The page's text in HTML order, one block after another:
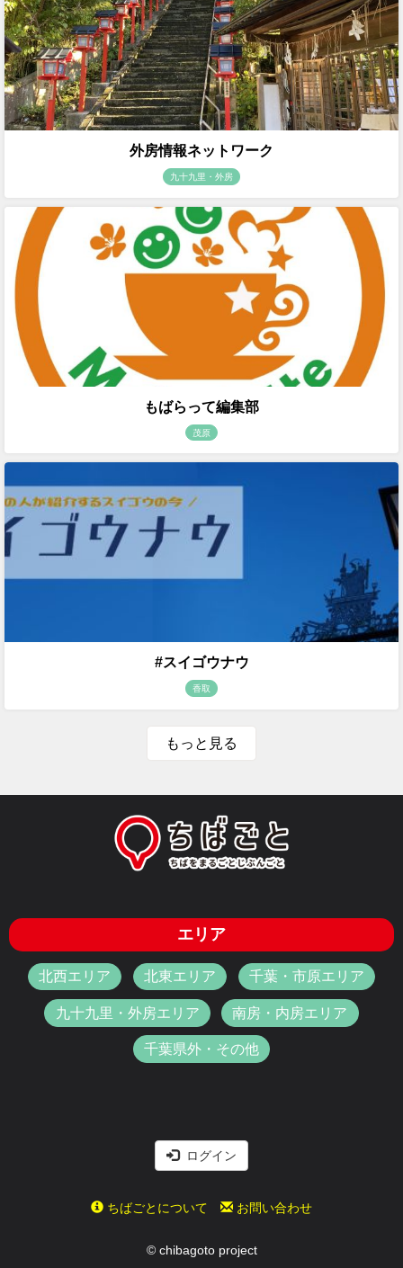
外房情報ネットワーク
九十九里・外房
もばらって編集部
茂原
#スイゴウナウ
香取
もっと見る
エリア
北西エリア 北東エリア 千葉・市原エリア
九十九里・外房エリア 南房・内房エリア
千葉県外・その他
ログイン
ちばごとについて お問い合わせ
© chibagoto project